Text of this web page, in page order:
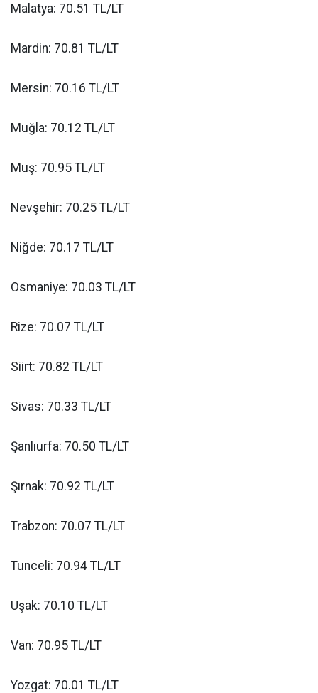
Malatya: 70.51 TL/LT
Mardin: 70.81 TL/LT
Mersin: 70.16 TL/LT
Muğla: 70.12 TL/LT
Muş: 70.95 TL/LT
Nevşehir: 70.25 TL/LT
Niğde: 70.17 TL/LT
Osmaniye: 70.03 TL/LT
Rize: 70.07 TL/LT
Siirt: 70.82 TL/LT
Sivas: 70.33 TL/LT
Şanlıurfa: 70.50 TL/LT
Şırnak: 70.92 TL/LT
Trabzon: 70.07 TL/LT
Tunceli: 70.94 TL/LT
Uşak: 70.10 TL/LT
Van: 70.95 TL/LT
Yozgat: 70.01 TL/LT